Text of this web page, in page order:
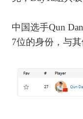
中国选手Qun
7位的身份，与